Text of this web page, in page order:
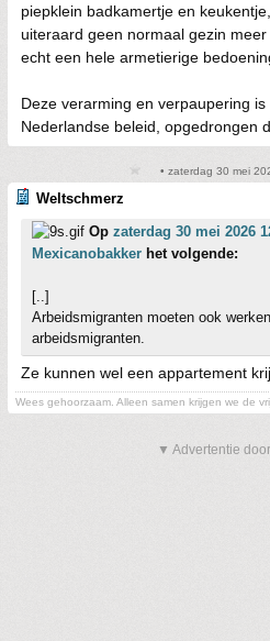
piepklein badkamertje en
uiteraard geen normaal gezin
echt een hele armetierige
Deze verarming en verpaupering
Nederlandse beleid, opgedrongen
• zaterdag 30 mei
Weltschmerz
Op zaterdag 30 mei 2026
Mexicanobakker het volgende:
[..]
Arbeidsmigranten moeten ook
arbeidsmigranten.
Ze kunnen wel een appartement
Wees gehoorzaam. Alleen samen krijgen we de
▼ Advertentie